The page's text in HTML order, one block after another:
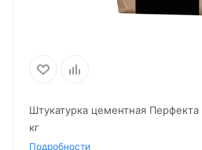
Штукатурка цементная
кг
Подробности